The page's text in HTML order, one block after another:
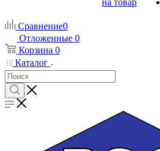
на товар
Сравнение0
Отложенные 0
Корзина 0
Каталог